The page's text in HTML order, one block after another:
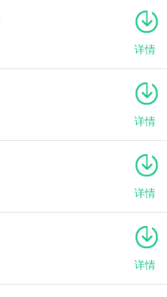
详情
详情
详情
详情